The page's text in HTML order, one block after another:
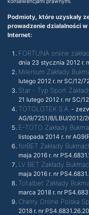
Podmioty, które uzyskały
prowadzenie działalności
Internet:
FORTUNA online
dnia 23 stycznia 2012 r.
Milenium Zakłady
lutego 2012 r. nr SC/12/
Star - Typ Sport
21 lutego 2012 r. nr SC/
TOTOLOTEK S.A. -
AG/9/7251/8/LBU/2012/
E-TOTO Zakłady
listopada 2014 r. nr
forBET Zakłady
maja 2016 r. nr
LV BET Zakłady
maja 2016 r. nr
Totalbet Zakłady
marca 2018 r. nr
Cherry Online Polska
2018 r. nr